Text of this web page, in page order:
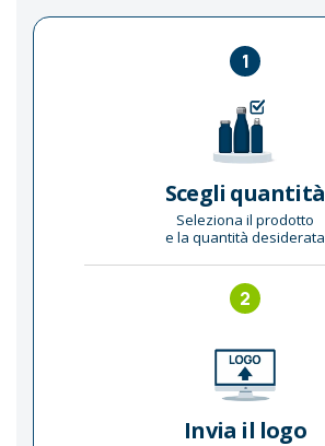
1
Scegli quantità
Seleziona il prodotto
e la quantità desiderata
2
Invia il logo